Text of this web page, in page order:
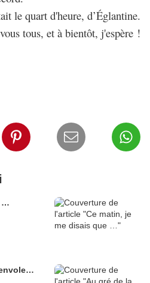
le quart d'heure, d’Églantine.
tous, et à bientôt, j'espère !
…